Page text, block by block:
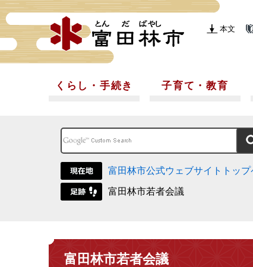
本文
くらし・手続き 子育て・教育
富田林市公式ウェブサイトトップ
富田林市若者会議
富田林市若者会議